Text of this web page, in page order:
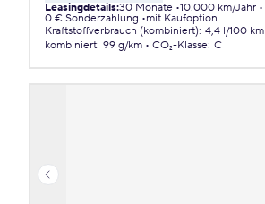
Leasingdetails:30 Monate 10.000 km/Jahr
0 € Sonderzahlung
mit Kaufoption
Kraftstoffverbrauch (kombiniert): 4,4 l/100 km
kombiniert: 99 g/km CO₂-Klasse: C